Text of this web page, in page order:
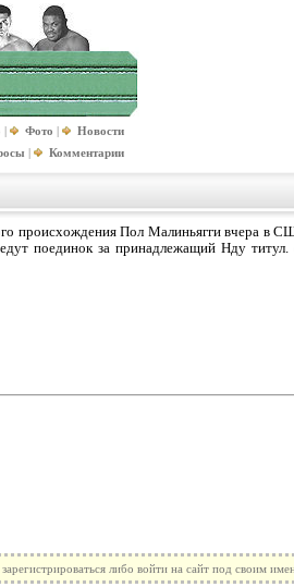
| Фото |
Новости
| Комментарии
происхождения Пол Малиньягги вчера в
поединок за принадлежащий Нду
либо войти на сайт под своим